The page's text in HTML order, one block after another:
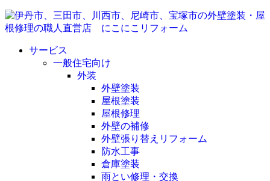
サービス
一般住宅向け
外装
外壁塗装
屋根塗装
屋根修理
外壁の補修
外壁張り替えリフォーム
防水工事
倉庫塗装
雨とい修理・交換